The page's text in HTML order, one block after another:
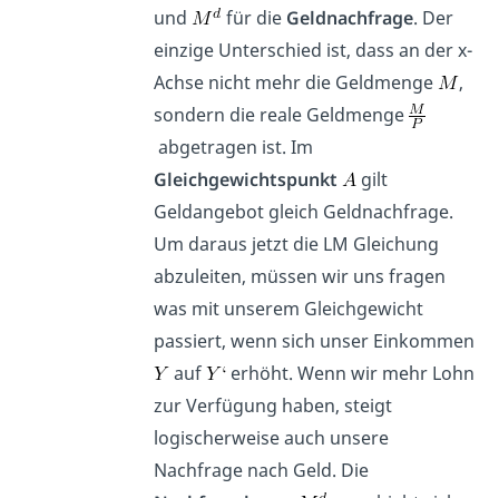
und
für die Geldnachfrage. Der
einzige Unterschied ist, dass an der x-
Achse nicht mehr die Geldmenge
,
sondern die reale Geldmenge
abgetragen ist. Im
Gleichgewichtspunkt
gilt
Geldangebot gleich Geldnachfrage.
Um daraus jetzt die LM Gleichung
abzuleiten, müssen wir uns fragen
was mit unserem Gleichgewicht
passiert, wenn sich unser Einkommen
auf
erhöht. Wenn wir mehr Lohn
zur Verfügung haben, steigt
logischerweise auch unsere
Nachfrage nach Geld. Die